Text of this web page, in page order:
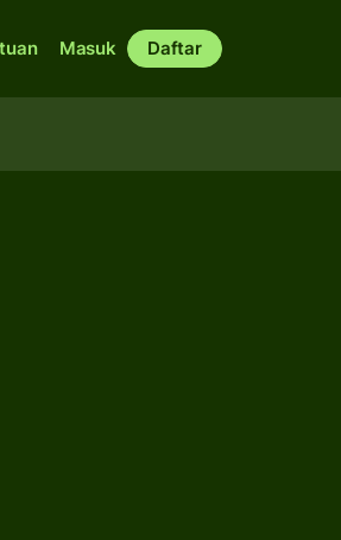
Masuk Daftar